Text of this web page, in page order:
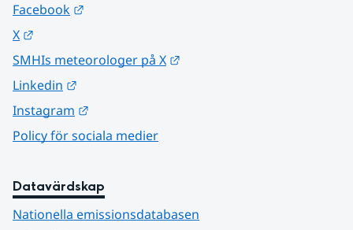
Facebook
X
SMHIs meteorologer på X
Linkedin
Instagram
Policy för sociala medier
Datavärdskap
Nationella emissionsdatabasen